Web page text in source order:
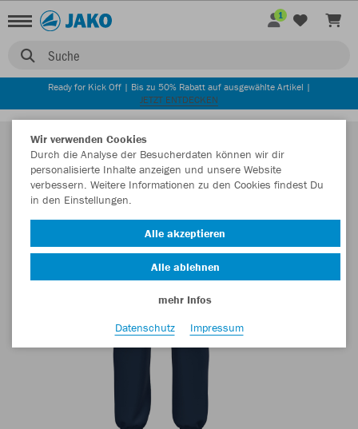
Suche
1
Ready for Kick Off | Bis zu 50% Rabatt auf ausgewählte Artikel |
JETZT ENTDECKEN
Wir verwenden Cookies
Durch die Analyse der Besucherdaten können wir dir
personalisierte Inhalte anzeigen und unsere Website
verbessern. Weitere Informationen zu den Cookies findest Du
in den Einstellungen.
Alle akzeptieren
Alle ablehnen
mehr Infos
Datenschutz
Impressum